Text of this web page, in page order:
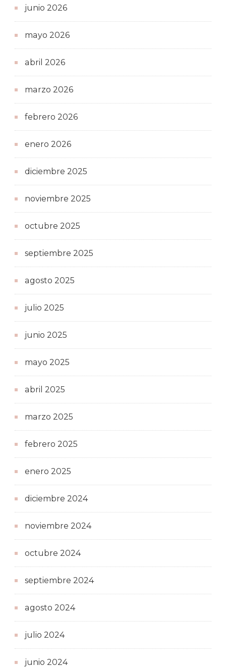
junio 2026
mayo 2026
abril 2026
marzo 2026
febrero 2026
enero 2026
diciembre 2025
noviembre 2025
octubre 2025
septiembre 2025
agosto 2025
julio 2025
junio 2025
mayo 2025
abril 2025
marzo 2025
febrero 2025
enero 2025
diciembre 2024
noviembre 2024
octubre 2024
septiembre 2024
agosto 2024
julio 2024
junio 2024